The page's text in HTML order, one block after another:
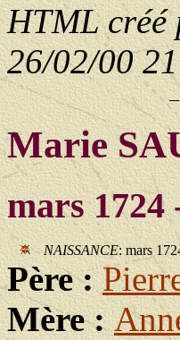
HTML
26/02/00
Marie
mars 1724
NAISSANCE: mars
Père :
Mère :